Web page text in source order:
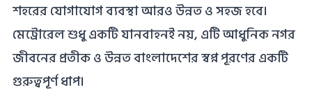
শহরের যোগাযোগ ব্যবস্থা আরও উন্নত ও সহজ হবে।
মেট্রোরেল শুধু একটি যানবাহনই নয়, এটি আধুনিক নগর
জীবনের প্রতীক ও উন্নত বাংলাদেশের স্বপ্ন পূরণের একটি
গুরুত্বপূর্ণ ধাপ।